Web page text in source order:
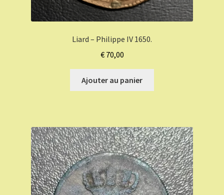
Liard – Philippe IV 1650.
€70,00
Ajouter au panier